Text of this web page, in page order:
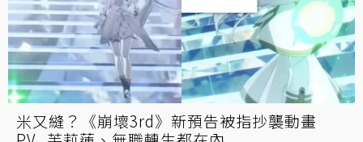
米又縫？《崩壞3rd》新預告被指抄襲動畫